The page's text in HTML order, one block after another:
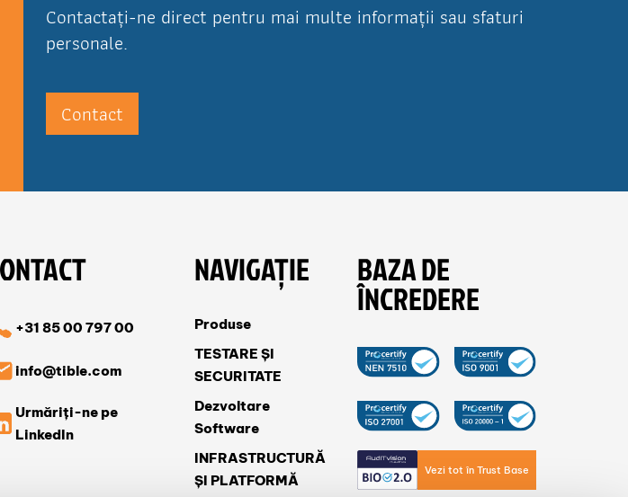
Contactați-ne direct pentru mai multe informații sau sfaturi
personale.
Contact
+31 85 00 797 00
info@tible.com
Urmăriți-ne pe
LinkedIn
NAVIGAȚIE
Produse
TESTARE ȘI
SECURITATE
Dezvoltare
Software
INFRASTRUCTURĂ
ȘI PLATFORMĂ
BAZA DE
ÎNCREDERE
Vezi tot în Trust Base